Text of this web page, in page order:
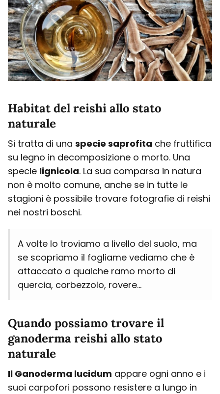
Habitat del reishi allo stato
naturale
Si tratta di una specie saprofita che fruttifica
su legno in decomposizione o morto. Una
specie lignicola. La sua comparsa in natura
non è molto comune, anche se in tutte le
stagioni è possibile trovare fotografie di reishi
nei nostri boschi.
A volte lo troviamo a livello del suolo, ma
se scopriamo il fogliame vediamo che è
attaccato a qualche ramo morto di
quercia, corbezzolo, rovere...
Quando possiamo trovare il
ganoderma reishi allo stato
naturale
Il Ganoderma lucidum appare ogni anno e i
suoi carpofori possono resistere a lungo in